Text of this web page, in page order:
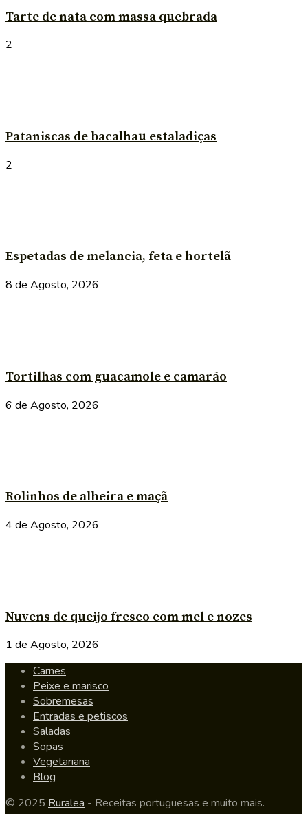
Tarte de nata com massa quebrada
2
Pataniscas de bacalhau estaladiças
2
Espetadas de melancia, feta e hortelã
8 de Agosto, 2026
Tortilhas com guacamole e camarão
6 de Agosto, 2026
Rolinhos de alheira e maçã
4 de Agosto, 2026
Nuvens de queijo fresco com mel e nozes
1 de Agosto, 2026
Carnes
Peixe e marisco
Sobremesas
Entradas e petiscos
Saladas
Sopas
Vegetariana
Blog
© 2025 Ruralea - Receitas portuguesas e muito mais.